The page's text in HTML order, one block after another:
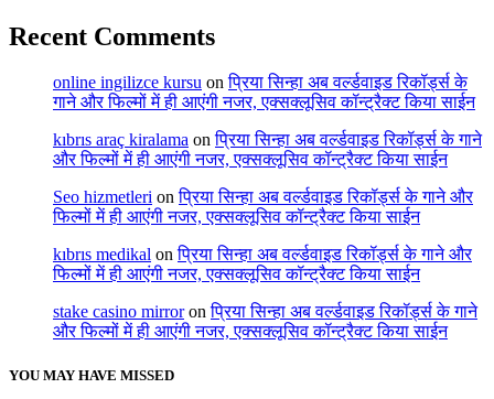
Recent Comments
online ingilizce kursu onप्रिया सिन्हा अब वर्ल्डवाइड रिकॉर्ड्स के
गाने और फिल्मों में ही आएंगी नजर, एक्सक्लूसिव कॉन्ट्रैक्ट किया साईन
kıbrıs araç kiralama onप्रिया सिन्हा अब वर्ल्डवाइड रिकॉर्ड्स के गाने
और फिल्मों में ही आएंगी नजर, एक्सक्लूसिव कॉन्ट्रैक्ट किया साईन
Seo hizmetleri onप्रिया सिन्हा अब वर्ल्डवाइड रिकॉर्ड्स के गाने और
फिल्मों में ही आएंगी नजर, एक्सक्लूसिव कॉन्ट्रैक्ट किया साईन
kıbrıs medikal onप्रिया सिन्हा अब वर्ल्डवाइड रिकॉर्ड्स के गाने और
फिल्मों में ही आएंगी नजर, एक्सक्लूसिव कॉन्ट्रैक्ट किया साईन
stake casino mirroronप्रिया सिन्हा अब वर्ल्डवाइड रिकॉर्ड्स के गाने
और फिल्मों में ही आएंगी नजर, एक्सक्लूसिव कॉन्ट्रैक्ट किया साईन
YOU MAY HAVE MISSED